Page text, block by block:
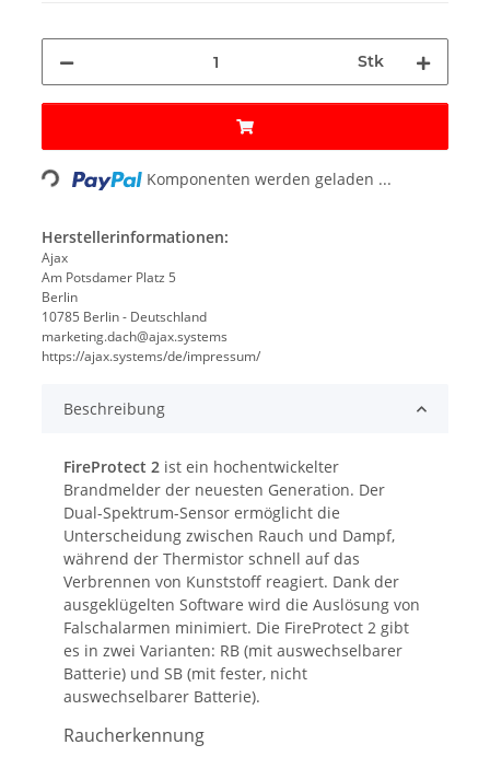
Stk
Loading... Komponenten werden geladen ...
Herstellerinformationen:
Ajax
Am Potsdamer Platz 5
Berlin
10785 Berlin - Deutschland
marketing.dach@ajax.systems
https://ajax.systems/de/impressum/
Beschreibung
FireProtect 2 ist ein hochentwickelter
Brandmelder der neuesten Generation. Der
Dual-Spektrum-Sensor ermöglicht die
Unterscheidung zwischen Rauch und Dampf,
während der Thermistor schnell auf das
Verbrennen von Kunststoff reagiert. Dank der
ausgeklügelten Software wird die Auslösung von
Falschalarmen minimiert. Die FireProtect 2 gibt
es in zwei Varianten: RB (mit auswechselbarer
Batterie) und SB (mit fester, nicht
auswechselbarer Batterie).
Raucherkennung